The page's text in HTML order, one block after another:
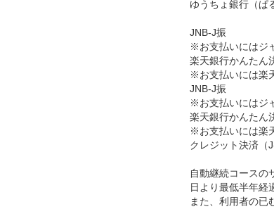
ゆうちょ銀行（ぱ
JNB-J振
※お支払いにはジ
楽天銀行かんたん
※お支払いには楽
JNB-J振
※お支払いにはジ
楽天銀行かんたん
※お支払いには楽
クレジット決済（
自動継続コースの
日より最低半年経
また、利用者の已